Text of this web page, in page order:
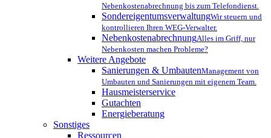
Nebenkostenabrechnung bis zum Telefondienst.
SondereigentumsverwaltungWir steuern und
kontrollieren Ihren WEG-Verwalter.
NebenkostenabrechnungAlles im Griff, nur
Nebenkosten machen Probleme?
Weitere Angebote
Sanierungen & UmbautenManagement von
Umbauten und Sanierungen mit eigenem Team.
Hausmeisterservice
Gutachten
Energieberatung
Sonstiges
Ressourcen